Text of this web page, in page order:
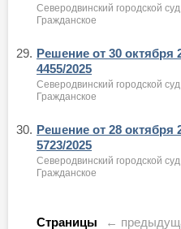
Северодвинский городской
Гражданское
29. Решение от 30 октября
4455/2025
Северодвинский городской
Гражданское
30. Решение от 28 октября
5723/2025
Северодвинский городской
Гражданское
Страницы ←